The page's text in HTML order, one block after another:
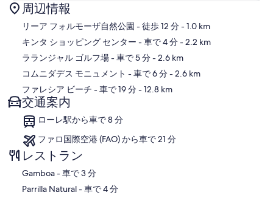
地図
周辺情報
リーア フォルモーザ自然公園 - 徒歩 12 分- 1.0 km
キンタ ショッピング センター - 車で 4 分- 2.2 km
ラランジャル ゴルフ場- 車で 5 分- 2.6 km
コムニダデス モニュメント - 車で 6 分- 2.6 km
ファレシア ビーチ - 車で 19 分- 12.8 km
交通案内
ローレ駅から車で 8 分
ファロ国際空港 (FAO) から車で 21 分
レストラン
‪Gamboa - ‬車で 3 分
‪Parrilla Natural - ‬車で 4 分